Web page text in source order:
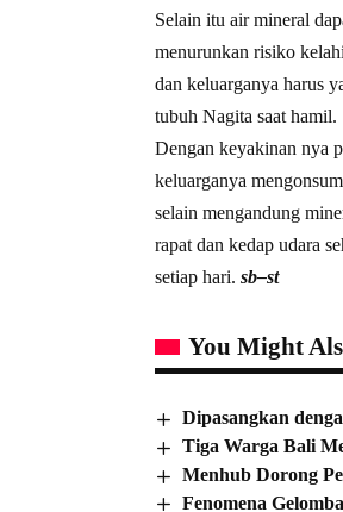
Selain itu air mineral
menurunkan risiko
dan keluarganya harus
tubuh Nagita saat hamil.
Dengan keyakinan nya
keluarganya
selain mengandung
rapat dan kedap udara
setiap hari. sb–st
You Might
Dipasangkan
Tiga Warga Bali
Menhub Dorong
Fenomena